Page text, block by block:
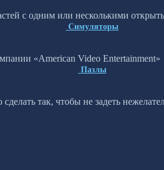
с одним или несколькими
Симуляторы
«American Video Entertainment»
Пазлы
так, чтобы не задеть